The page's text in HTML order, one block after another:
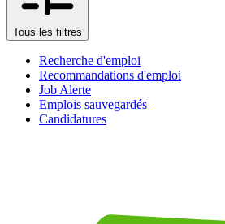
Tous les filtres
Recherche d'emploi
Recommandations d'emploi
Job Alerte
Emplois sauvegardés
Candidatures